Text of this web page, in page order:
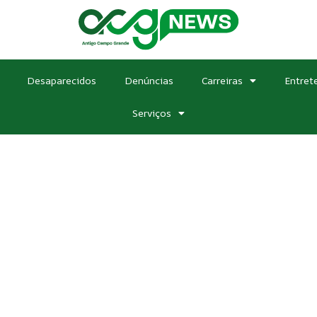
Desaparecidos Denúncias Carreiras
Serviços